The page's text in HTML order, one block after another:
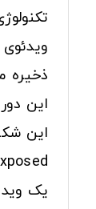
ذخیره
یک ویدئو با سرعت 60 فریم برثانیه به دست